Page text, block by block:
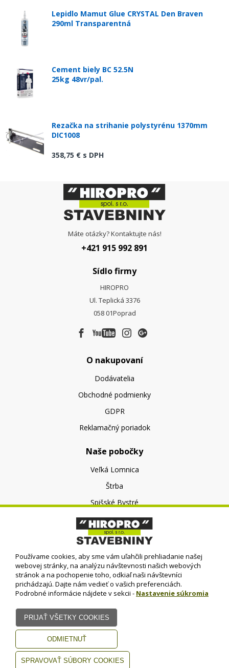
Lepidlo Mamut Glue CRYSTAL Den Braven
290ml Transparentná
Cement biely BC 52.5N
25kg 48vr/pal.
Rezačka na strihanie polystyrénu 1370mm
DIC1008
358,75 € s DPH
Máte otázky? Kontaktujte nás!
+421 915 992 891
Sídlo firmy
HIROPRO
Ul. Teplická 3376
058 01Poprad
O nakupovaní
Dodávatelia
Obchodné podmienky
GDPR
Reklamačný poriadok
Naše pobočky
Veľká Lomnica
Štrba
Spišské Bystré
O nás
O spoločnosti
Kontakt
© HIROPRO, spol. s r.o.
Používame cookies, aby sme vám uľahčili prehliadanie našej
webovej stránky, na analýzu návštevnosti našich webových
stránok a na pochopenie toho, odkiaľ naši návštevníci
prichádzajú. Dajte nám vedieť o vašich preferenciách.
Podrobné informácie nájdete v sekcii - Nastavenie súkromia